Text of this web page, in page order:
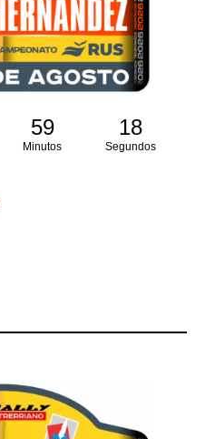
59
Minutos
17
Segundos